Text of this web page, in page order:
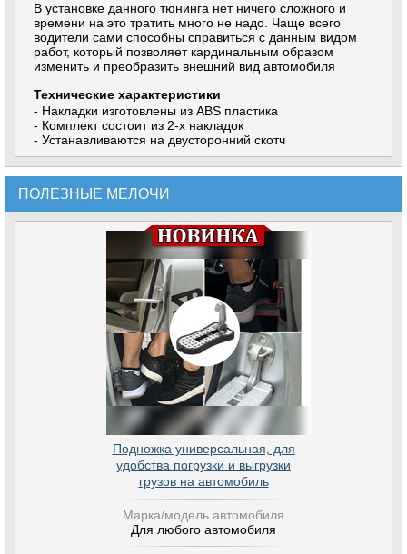
В установке данного тюнинга нет ничего сложного и
времени на это тратить много не надо. Чаще всего
водители сами способны справиться с данным видом
работ, который позволяет кардинальным образом
изменить и преобразить внешний вид автомобиля
Технические характеристики
- Накладки изготовлены из ABS пластика
- Комплект состоит из 2-х накладок
- Устанавливаются на двусторонний скотч
ПОЛЕЗНЫЕ МЕЛОЧИ
Подножка универсальная, для
удобства погрузки и выгрузки
грузов на автомобиль
Марка/модель автомобиля
Для любого автомобиля